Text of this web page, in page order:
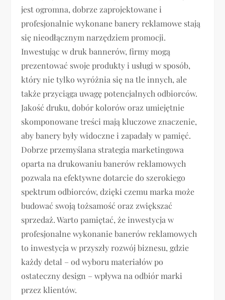
jest ogromna, dobrze zaprojektowane i
profesjonalnie wykonane banery reklamowe stają
się nieodłącznym narzędziem promocji.
Inwestując w druk bannerów, firmy mogą
prezentować swoje produkty i usługi w sposób,
który nie tylko wyróżnia się na tle innych, ale
także przyciąga uwagę potencjalnych odbiorców.
Jakość druku, dobór kolorów oraz umiejętnie
skomponowane treści mają kluczowe znaczenie,
aby banery były widoczne i zapadały w pamięć.
Dobrze przemyślana strategia marketingowa
oparta na drukowaniu banerów reklamowych
pozwala na efektywne dotarcie do szerokiego
spektrum odbiorców, dzięki czemu marka może
budować swoją tożsamość oraz zwiększać
sprzedaż. Warto pamiętać, że inwestycja w
profesjonalne wykonanie banerów reklamowych
to inwestycja w przyszły rozwój biznesu, gdzie
każdy detal – od wyboru materiałów po
ostateczny design – wpływa na odbiór marki
przez klientów.